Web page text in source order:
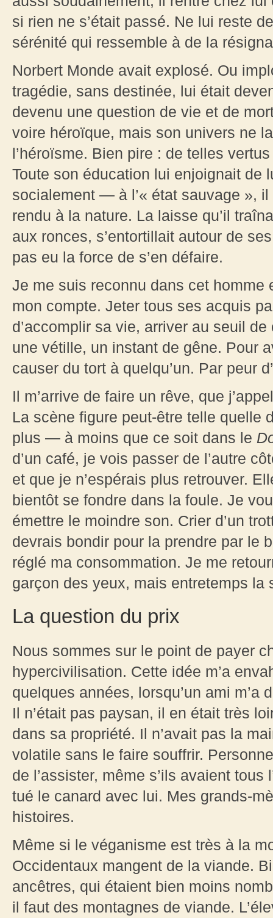
si rien ne s’était passé. Ne lui reste
sérénité qui ressemble à de la
Norbert Monde avait explosé. Ou
tragédie, sans destinée, lui était
devenu une question de vie et de
voire héroïque, mais son univers ne
l’héroïsme. Bien pire : de telles
Toute son éducation lui enjoignait
socialement — à l’« état sauvage »,
rendu à la nature. La laisse qu’il
aux ronces, s’entortillait autour de
pas eu la force de s’en défaire.
Je me suis reconnu dans cet homme
mon compte. Jeter tous ses acquis
d’accomplir sa vie, arriver au seuil
une vétille, un instant de gêne. Pour
causer du tort à quelqu’un. Par peur
Il m’arrive de faire un rêve, que
La scène figure peut-être telle quelle
plus — à moins que ce soit dans le
d’un café, je vois passer de l’autre
et que je n’espérais plus retrouver.
bientôt se fondre dans la foule. Je
émettre le moindre son. Crier d’un
devrais bondir pour la prendre par le
réglé ma consommation. Je me
garçon des yeux, mais entretemps
La question du prix
Nous sommes sur le point de payer
hypercivilisation. Cette idée m’a
quelques années, lorsqu’un ami m’a
Il n’était pas paysan, il en était très
dans sa propriété. Il n’avait pas la
volatile sans le faire souffrir.
de l’assister, même s’ils avaient tous
tué le canard avec lui. Mes grands-
histoires.
Même si le véganisme est très à la
Occidentaux mangent de la viande.
ancêtres, qui étaient bien moins
il faut des montagnes de viande.